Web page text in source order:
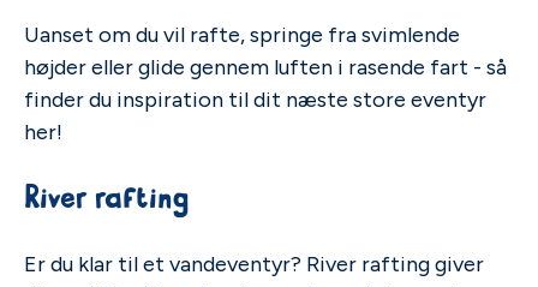
Uanset om du vil rafte, springe fra svimlende
højder eller glide gennem luften i rasende fart - så
finder du inspiration til dit næste store eventyr
her!
River rafting
Er du klar til et vandeventyr? River rafting giver